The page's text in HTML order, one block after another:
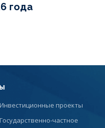
года
Инвестиционные проекты
Государственно-частное